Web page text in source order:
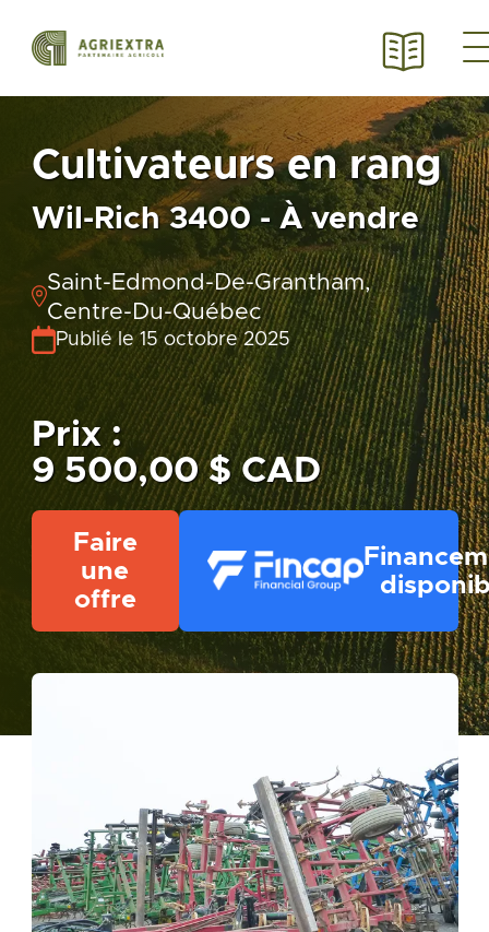
Cultivateurs en rang
Wil-Rich 3400 - À vendre
Saint-Edmond-De-Grantham,
Centre-Du-Québec
Publié le 15 octobre 2025
Prix :
9 500,00 $ CAD
Faire
une
offre